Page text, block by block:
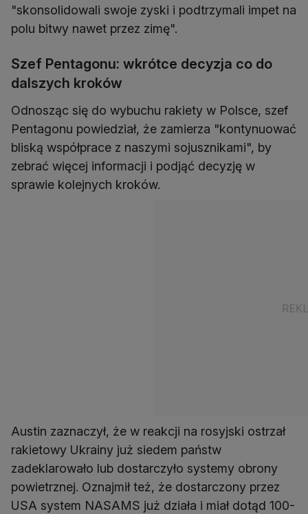
"skonsolidowali swoje zyski i podtrzymali impet na
polu bitwy nawet przez zimę".
Szef Pentagonu: wkrótce decyzja co do
dalszych kroków
Odnosząc się do wybuchu rakiety w Polsce, szef
Pentagonu powiedział, że zamierza "kontynuować
bliską współprace z naszymi sojusznikami", by
zebrać więcej informacji i podjąć decyzję w
Austin zaznaczył, że w reakcji na rosyjski ostrzał
rakietowy Ukrainy już siedem państw
zadeklarowało lub dostarczyło systemy obrony
powietrznej. Oznajmił też, że dostarczony przez
USA system NASAMS już działa i miał dotąd 100-